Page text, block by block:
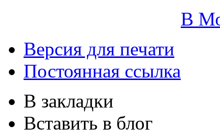
В
Версия для печати
Постоянная ссылка
В закладки
Вставить в блог